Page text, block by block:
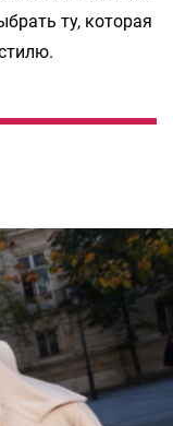
ту, которая